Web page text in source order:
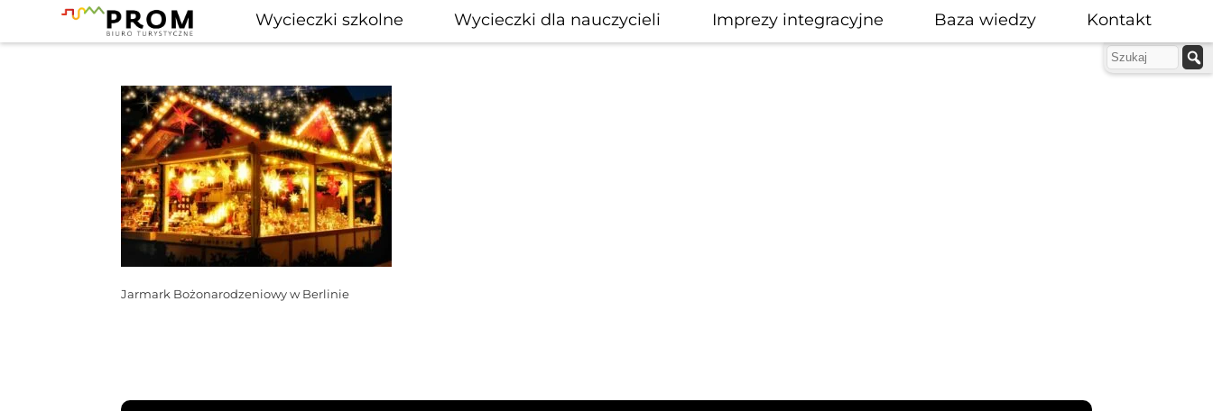
Wycieczki szkolne Wycieczki dla nauczycieli Imprezy integracyjne Baza wiedzy Kontakt
Jarmark Bożonarodzeniowy w Berlinie